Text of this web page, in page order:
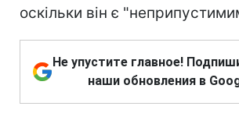
оскільки він є
Не упустите главное!
наши обновления в